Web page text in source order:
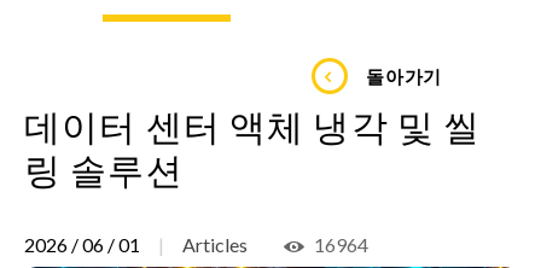
돌아가기
데이터 센터 액체 냉각 및 씰
링 솔루션
2026 / 06 / 01 Articles 16964